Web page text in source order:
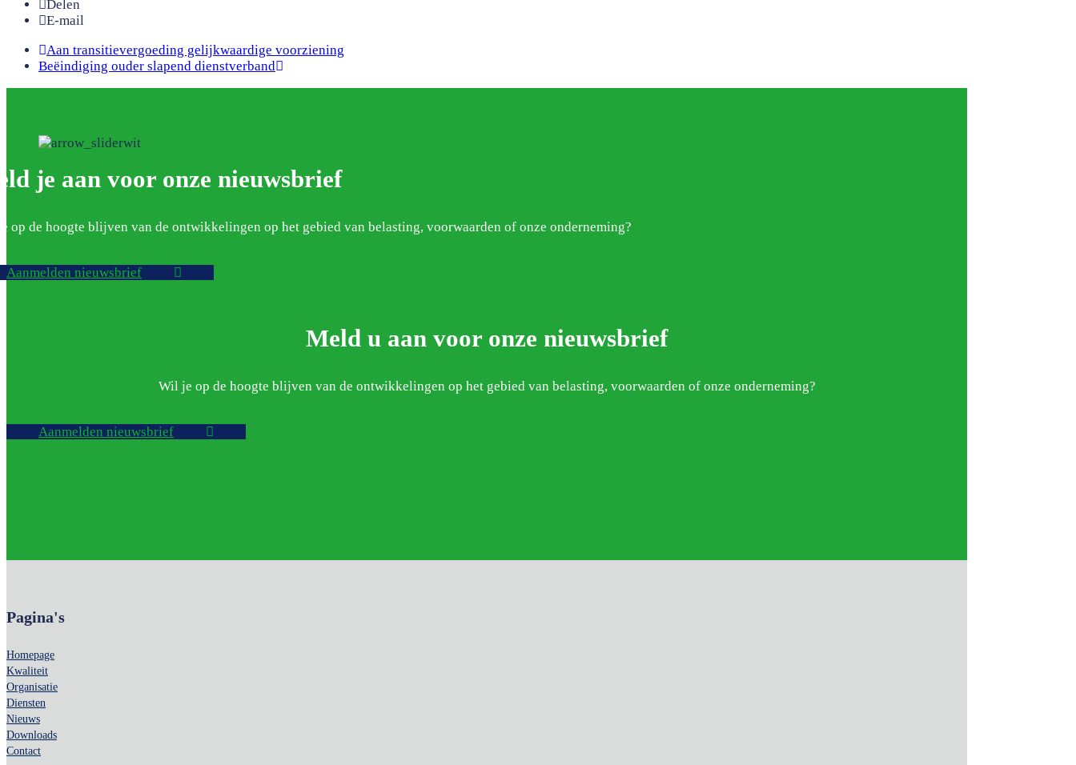
Delen
E-mail
previous
post:
Aan transitievergoeding gelijkwaardige voorziening
next
Beëindiging ouder slapend dienstverband
je aan voor onze nieuwsbrief
op de hoogte blijven van de ontwikkelingen op het gebied van belasting, voorwaarden of onze onderneming?
Aanmelden nieuwsbrief
Meld u aan voor onze nieuwsbrief
Wil je op de hoogte blijven van de ontwikkelingen op het gebied van belasting, voorwaarden of onze onderneming?
Aanmelden nieuwsbrief
Pagina's
Homepage
Kwaliteit
Organisatie
Diensten
Nieuws
Downloads
Contact